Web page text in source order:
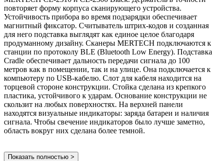
повторяет форму корпуса сканирующего устройства.
Устойчивость прибора во время подзарядки обеспечивает
магнитный фиксатор. Считыватель штрих-кодов и созданная
для него подставка выглядят как единое целое благодаря
продуманному дизайну. Сканеры MERTECH подключаются к
станции по протоколу BLE (Bluetooth Low Energy). Подставка
Cradle обеспечивает дальность передачи сигнала до 100
метров как в помещении, так и на улице. Она подключается к
компьютеру по USB-кабелю. Слот для кабеля находится на
торцевой стороне конструкции. Стойка сделана из крепкого
пластика, устойчивого к ударам. Основание конструкции не
скользит на любых поверхностях. На верхней панели
находятся визуальные индикаторы: заряда батареи и наличия
сигнала. Чтобы свечение индикаторов было лучше заметно,
область вокруг них сделана более темной.
Показать полностью >